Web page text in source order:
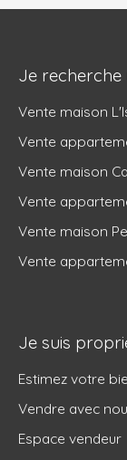
Je recherche
Vente maison
Vente
Vente maison
Vente
Vente maison
Vente
Je suis
Estimez votre
Vendre avec
Espace vendeur